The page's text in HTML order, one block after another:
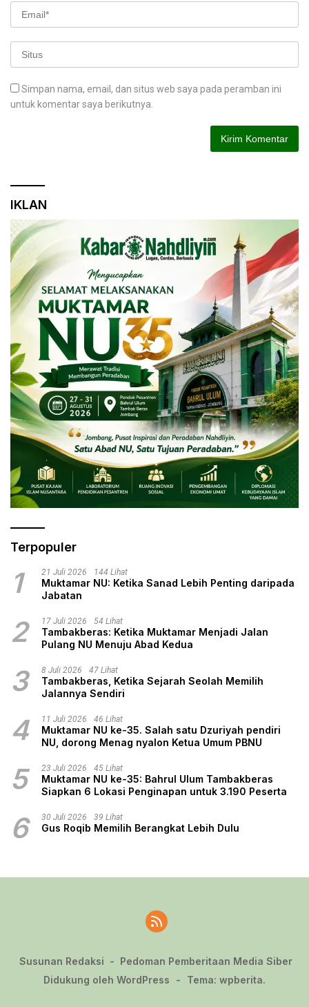
Simpan nama, email, dan situs web saya pada peramban ini
untuk komentar saya berikutnya.
IKLAN
Terpopuler
1 21 Juli 2026 144 Lihat
Muktamar NU: Ketika Sanad Lebih Penting daripada
Jabatan
2 17 Juli 2026 54 Lihat
Tambakberas: Ketika Muktamar Menjadi Jalan
Pulang NU Menuju Abad Kedua
3 8 Juli 2026 47 Lihat
Tambakberas, Ketika Sejarah Seolah Memilih
Jalannya Sendiri
4 11 Juli 2026 46 Lihat
Muktamar NU ke-35. Salah satu Dzuriyah pendiri
NU, dorong Menag nyalon Ketua Umum PBNU
5 23 Juli 2026 45 Lihat
Muktamar NU ke-35: Bahrul Ulum Tambakberas
Siapkan 6 Lokasi Penginapan untuk 3.190 Peserta
6 30 Juli 2026 39 Lihat
Gus Roqib Memilih Berangkat Lebih Dulu
Susunan Redaksi
Pedoman Pemberitaan Media Siber
Didukung oleh WordPress
- Tema: wpberita.